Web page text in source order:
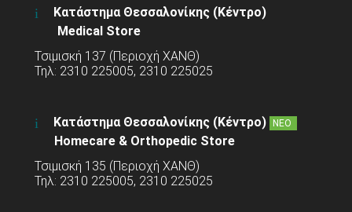
Κατάστημα Θεσσαλονίκης (Κέντρο)
Medical Store
Τσιμισκή 137 (Περιοχή ΧΑΝΘ)
Τηλ: 2310 225005, 2310 225025
Κατάστημα Θεσσαλονίκης (Κέντρο) ΝΕΟ
Homecare & Orthopedic Store
Τσιμισκή 135 (Περιοχή ΧΑΝΘ)
Τηλ: 2310 225005, 2310 225025